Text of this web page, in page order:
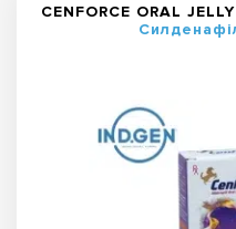
CENFORCE ORAL